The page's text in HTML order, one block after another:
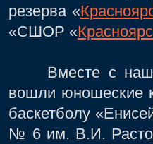
резерва «
«СШОР «
Вместе с
вошли
баскетболу
№ 6 им. В.И.